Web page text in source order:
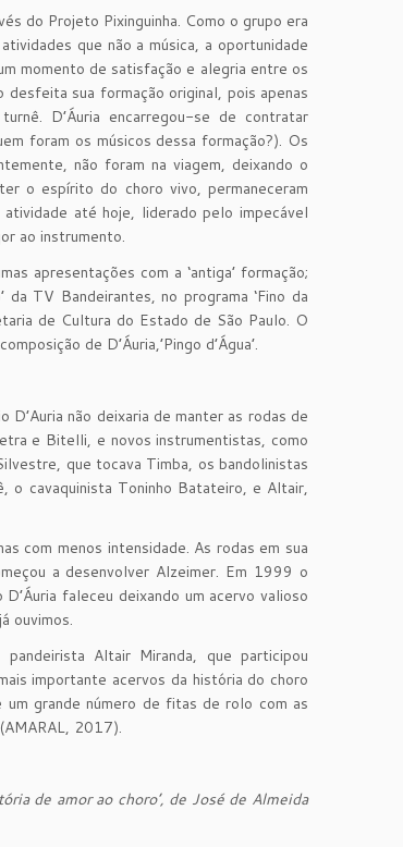
do Projeto Pixinguinha. Como o grupo era
que não a música, a oportunidade
momento de satisfação e alegria entre os
sua formação original, pois apenas
D’Áuria encarregou-se de contratar
foram os músicos dessa formação?). Os
não foram na viagem, deixando o
o espírito do choro vivo, permaneceram
até hoje, liderado pelo impecável
ao instrumento.
apresentações com a ‘antiga’ formação;
TV Bandeirantes, no programa ‘Fino da
de Cultura do Estado de São Paulo. O
de D’Áuria,’Pingo d’Água’.
não deixaria de manter as rodas de
e Bitelli, e novos instrumentistas, como
que tocava Timba, os bandolinistas
o cavaquinista Toninho Batateiro, e Altair,
com menos intensidade. As rodas em sua
a desenvolver Alzeimer. Em 1999 o
faleceu deixando um acervo valioso
ouvimos.
Altair Miranda, que participou
importante acervos da história do choro
grande número de fitas de rolo com as
2017).
de amor ao choro’, de José de Almeida